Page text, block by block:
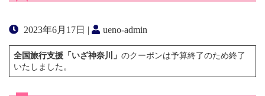
2023年6月17日 | ueno-admin
全国旅行支援「いざ神奈川」 のクーポンは予算終了のため終了
いたしました。